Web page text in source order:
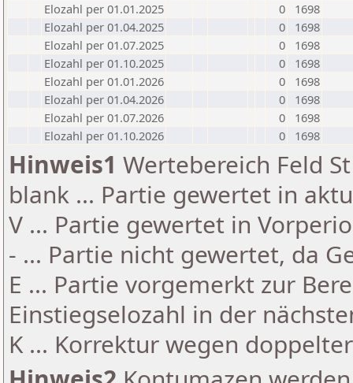
Elozahl per 01.01.2025
0
1698
Elozahl per 01.04.2025
0
1698
Elozahl per 01.07.2025
0
1698
Elozahl per 01.10.2025
0
1698
Elozahl per 01.01.2026
0
1698
Elozahl per 01.04.2026
0
1698
Elozahl per 01.07.2026
0
1698
Elozahl per 01.10.2026
0 1698
Hinweis1 Wertebereich Feld
blank ... Partie gewertet in
V ... Partie gewertet in
- ... Partie nicht gewertet, da
E ... Partie vorgemerkt zur
Einstiegselozahl in der
K ... Korrektur wegen